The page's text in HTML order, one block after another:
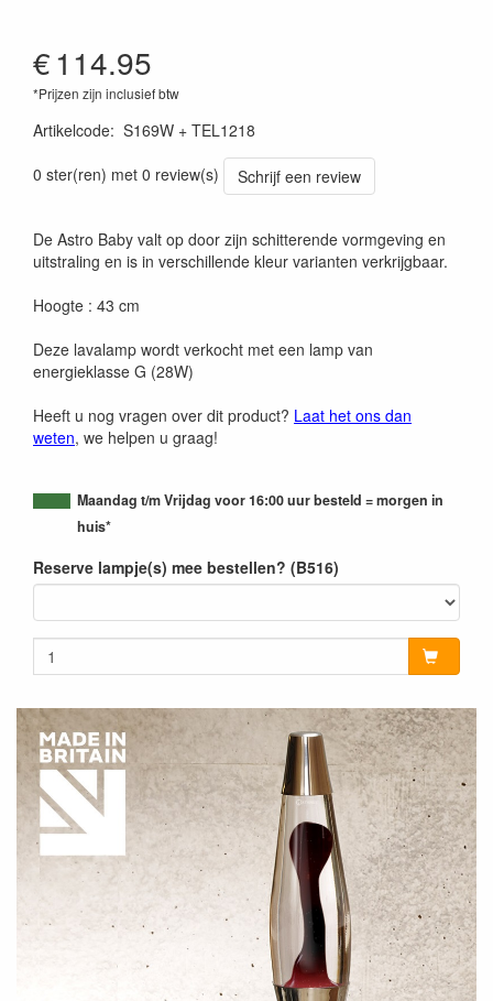
€114.95
*Prijzen zijn inclusief btw
Artikelcode: S169W + TEL1218
0 ster(ren) met 0 review(s)
Schrijf een review
De Astro Baby valt op door zijn schitterende vormgeving en
uitstraling en is in verschillende kleur varianten verkrijgbaar.
Hoogte : 43 cm
Deze lavalamp wordt verkocht met een lamp van
energieklasse G (28W)
Heeft u nog vragen over dit product? Laat het ons dan
weten, we helpen u graag!
Maandag t/m Vrijdag voor 16:00 uur besteld = morgen in
huis*
Reserve lampje(s) mee bestellen? (B516)